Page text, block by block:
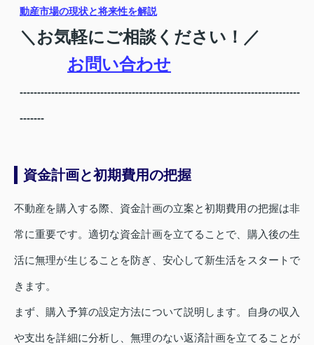
動産市場の現状と将来性を解説
＼お気軽にご相談ください！／
お問い合わせ
--------------------------------------------------------------------------------
-------
資金計画と初期費用の把握
不動産を購入する際、資金計画の立案と初期費用の把握は非
常に重要です。適切な資金計画を立てることで、購入後の生
活に無理が生じることを防ぎ、安心して新生活をスタートで
きます。
まず、購入予算の設定方法について説明します。自身の収入
や支出を詳細に分析し、無理のない返済計画を立てることが